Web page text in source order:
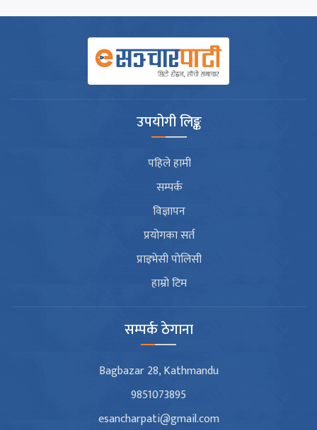
उपयोगी लिङ्क
पहिले हामी
सम्पर्क
विज्ञापन
प्रयोगका सर्त
प्राइभेसी पोलिसी
हाम्रो टिम
सम्पर्क ठेगाना
Bagbazar 28, Kathmandu
9851073895
esancharpati@gmail.com